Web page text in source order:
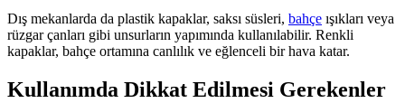
Dış mekanlarda da plastik kapaklar, saksı süsleri, bahçe ışıkları veya
rüzgar çanları gibi unsurların yapımında kullanılabilir. Renkli
kapaklar, bahçe ortamına canlılık ve eğlenceli bir hava katar.
Kullanımda Dikkat Edilmesi Gerekenler